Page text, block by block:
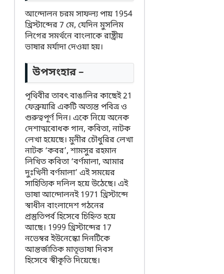
আন্দোলন চরম সাফল্য পায় 1954
খ্রিস্টাব্দের 7 মে, যেদিন মুসলিম
লিগের সমর্থনে বাংলাকে রাষ্ট্রীয়
ভাষার মর্যাদা দেওয়া হয়।
উপসংহার –
পৃথিবীর তাবৎ বাঙালির কাছেই 21
ফেব্রুয়ারি একটি অত্যন্ত পবিত্র ও
গুরুত্বপূর্ণ দিন। একে নিয়ে অনেক
দেশাত্মবোধক গান, কবিতা, নাটক
লেখা হয়েছে। মুনীর চৌধুরির লেখা
নাটক ‘কবর’, শামসুর রহমান
লিখিত কবিতা ‘বর্ণমালা, আমার
দুঃখিনী বর্ণমালা’ এই সময়ের
সাহিত্যিক দলিল হয়ে উঠেছে। এই
ভাষা আন্দোলনই 1971 খ্রিস্টাব্দে
স্বাধীন বাংলাদেশ গঠনের
প্রস্তুতিপর্ব হিসেবে চিহ্নিত হয়ে
আছে। 1999 খ্রিস্টাব্দের 17
নভেম্বর ইউনেস্কো দিনটিকে
আন্তর্জাতিক মাতৃভাষা দিবস
হিসেবে স্বীকৃতি দিয়েছে।